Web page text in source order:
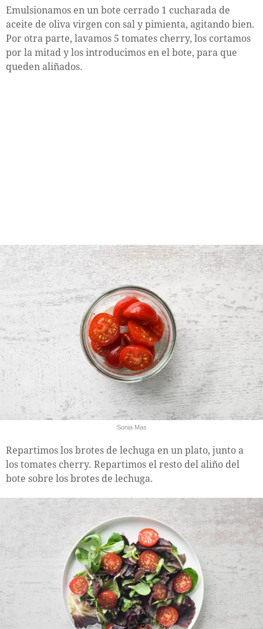
Emulsionamos en un bote cerrado 1 cucharada de
aceite de oliva virgen con sal y pimienta, agitando bien.
Por otra parte, lavamos 5 tomates cherry, los cortamos
por la mitad y los introducimos en el bote, para que
queden aliñados.
Sonia Mas
Repartimos los brotes de lechuga en un plato, junto a
los tomates cherry. Repartimos el resto del aliño del
bote sobre los brotes de lechuga.